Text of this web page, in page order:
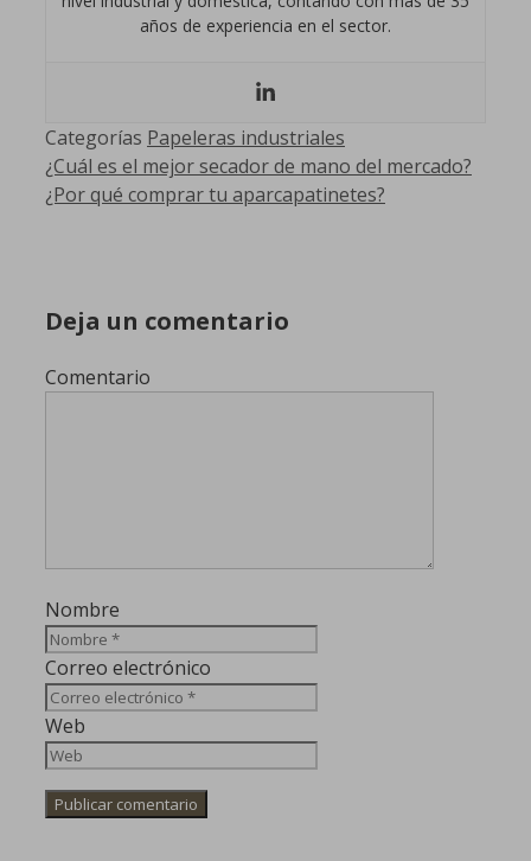
años de experiencia en el sector.
Categorías Papeleras industriales
¿Cuál es el mejor secador de mano del mercado?
¿Por qué comprar tu aparcapatinetes?
Deja un comentario
Comentario
Nombre
Correo electrónico
Web